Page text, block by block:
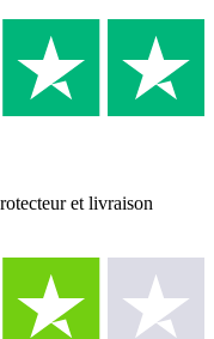
et livraison